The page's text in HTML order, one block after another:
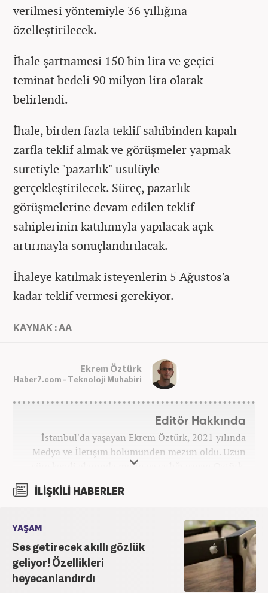
verilmesi yöntemiyle 36 yıllığına
özelleştirilecek.
İhale şartnamesi 150 bin lira ve geçici
teminat bedeli 90 milyon lira olarak
belirlendi.
İhale, birden fazla teklif sahibinden kapalı
zarfla teklif almak ve görüşmeler yapmak
suretiyle "pazarlık" usulüyle
gerçekleştirilecek. Süreç, pazarlık
görüşmelerine devam edilen teklif
sahiplerinin katılımıyla yapılacak açık
artırmayla sonuçlandırılacak.
İhaleye katılmak isteyenlerin 5 Ağustos'a
kadar teklif vermesi gerekiyor.
KAYNAK : AA
Ekrem Öztürk
Haber7.com - Teknoloji Muhabiri
Editör Hakkında
İstanbul'da yaşayan Ekrem Öztürk, 2021 yılında
Medya ve İletişim bölümünden mezun oldu. Uzun
süre kendi alanında metin yazarlığı yapan Öztürk,
şu an Haber7.com'da "Muhabir - Editör" olarak görev
yapmaktadır. Ayrıca günümüz insan ilişkilerinde
inanmakta ve bu değerleri meslek hayatında da ön
planda tutmaktadır.
İLİŞKİLİ HABERLER
YAŞAM
Ses getirecek akıllı gözlük
geliyor! Özellikleri
heyecanlandırdı